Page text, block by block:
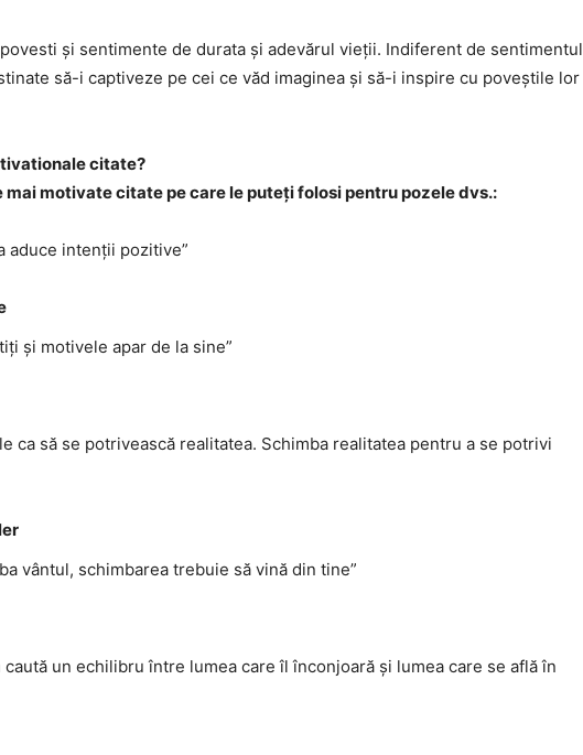
și sentimente de durata și adevărul vieții. Indiferent de sentimentul
să-i captiveze pe cei ce văd imaginea și să-i inspire cu poveștile lor
citate?
motivate citate pe care le puteți folosi pentru pozele dvs.:
aduce intenții pozitive”
și motivele apar de la sine”
ca să se potrivească realitatea. Schimba realitatea pentru a se potrivi
vântul, schimbarea trebuie să vină din tine”
caută un echilibru între lumea care îl înconjoară și lumea care se află în